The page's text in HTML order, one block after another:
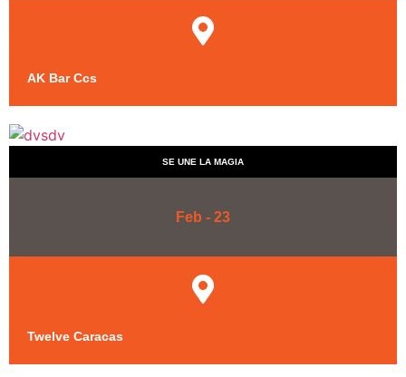
AK Bar Ccs
SE UNE LA MAGIA
Feb - 23
Twelve Caracas